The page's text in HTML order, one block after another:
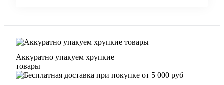
Аккуратно упакуем хрупкие
товары